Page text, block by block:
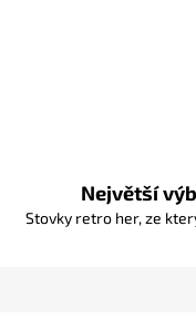
Největší
Stovky retro her, ze